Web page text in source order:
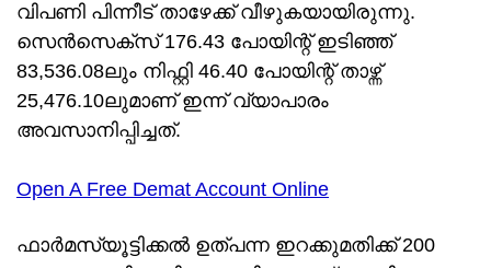
വിപണി പിന്നീട് താഴേക്ക് വീഴുകയായിരുന്നു.
സെന്‍സെക്‌സ് 176.43 പോയിന്റ് ഇടിഞ്ഞ്
83,536.08ലും നിഫ്റ്റി 46.40 പോയിന്റ് താഴ്ന്ന്
25,476.10ലുമാണ് ഇന്ന് വ്യാപാരം
അവസാനിപ്പിച്ചത്.
Open A Free Demat Account Online
ഫാര്‍മസ്യൂട്ടിക്കല്‍ ഉത്പന്ന ഇറക്കുമതിക്ക് 200